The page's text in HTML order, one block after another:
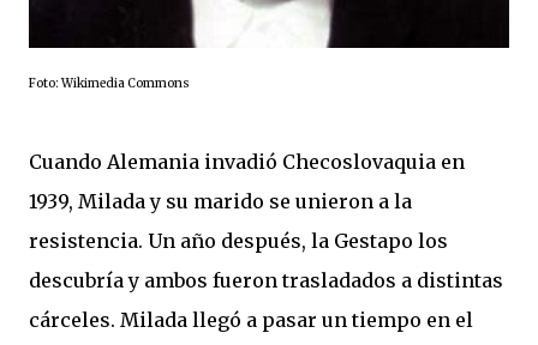
Foto: Wikimedia Commons
Cuando Alemania invadió Checoslovaquia en
1939, Milada y su marido se unieron a la
resistencia. Un año después, la Gestapo los
descubría y ambos fueron trasladados a distintas
cárceles. Milada llegó a pasar un tiempo en el